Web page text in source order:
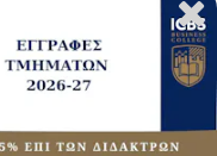
και να
πρέπει να